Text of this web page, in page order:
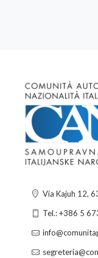
Via Kajuh 12,
Tel.: +386 5